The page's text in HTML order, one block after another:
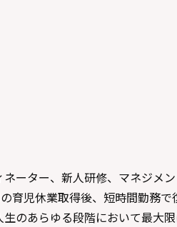
ーター、新人研修、マネジメ
育児休業取得後、短時間勤務で
のあらゆる段階において最大